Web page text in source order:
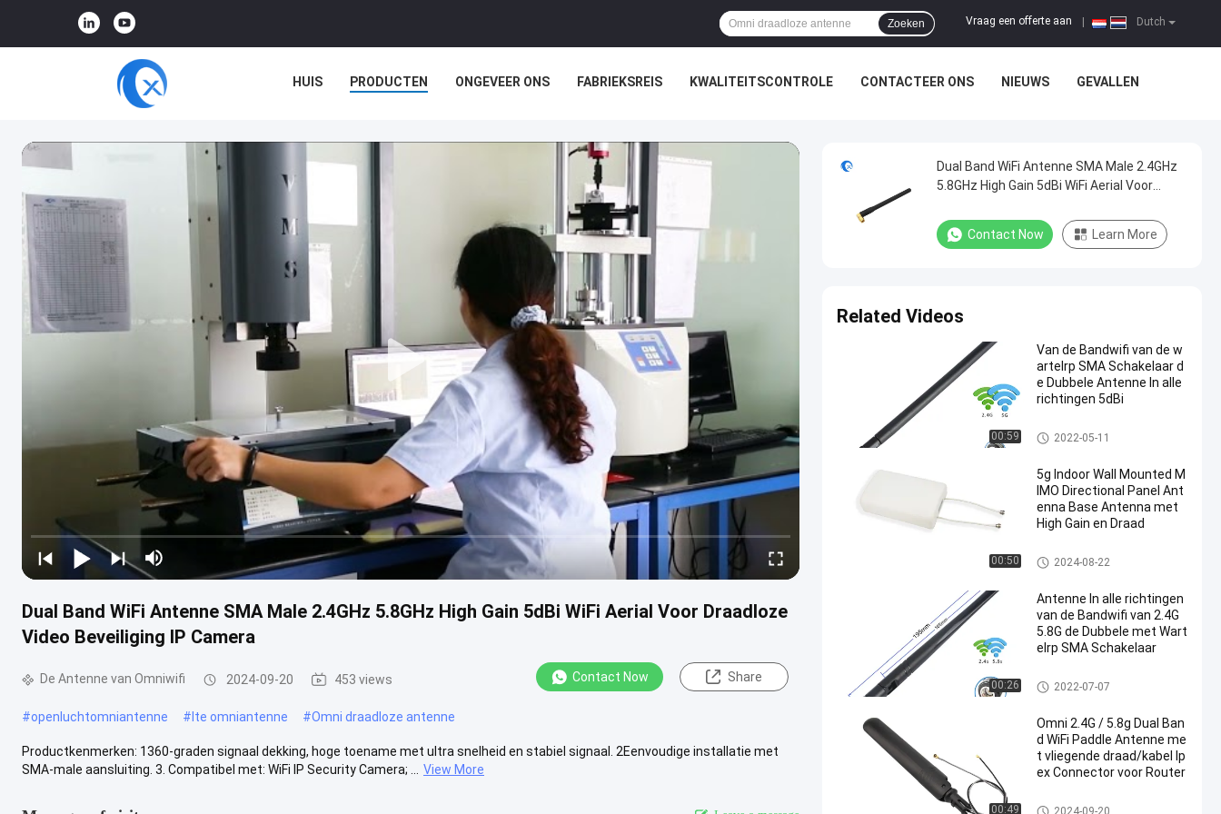
Dutch
Vraag een offerte aan
Zoeken
HUIS PRODUCTEN ONGEVEER ONS FABRIEKSREIS KWALITEITSCONTROLE CONTACTEER ONS NIEUWS GEVALLEN
Dual Band WiFi Antenne SMA Male 2.4GHz 5.8GHz High Gain 5dBi WiFi Aerial Voor Draadloze
Video Beveiliging IP Camera
De Antenne van Omniwifi 2024-09-20 453 views Contact Now Share
#openluchtomniantenne #lte omniantenne #Omni draadloze antenne
Productkenmerken: 1360-graden signaal dekking, hoge toename met ultra snelheid en stabiel signaal. 2Eenvoudige installatie met
SMA-male aansluiting. 3. Compatibel met: WiFi IP Security Camera; ...
View More
Dual Band WiFi Antenne SMA Male 2.4GHz
5.8GHz High Gain 5dBi WiFi Aerial Voor
Contact Now Learn More
Related Videos
00:59
Van de Bandwifi van de w
artelrp SMA Schakelaar d
e Dubbele Antenne In alle
richtingen 5dBi
De Antenne van Omniwifi
2022-05-11
00:50
5g Indoor Wall Mounted M
IMO Directional Panel Ant
enna Base Antenna met
High Gain en Draad
De Antenne van Omniwifi
2024-08-22
00:26
Antenne In alle richtingen
van de Bandwifi van 2.4G
5.8G de Dubbele met Wart
elrp SMA Schakelaar
De Antenne van Omniwifi
2022-07-07
00:49
Omni 2.4G / 5.8g Dual Ban
d WiFi Paddle Antenne me
t vliegende draad/kabel Ip
ex Connector voor Router
De Antenne van Omniwifi
2024-09-20